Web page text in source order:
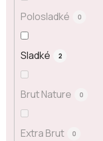
Polosladké 0
Sladké 2
Brut Nature 0
Extra Brut 0